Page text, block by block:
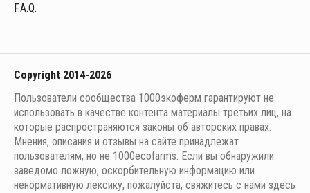
F.A.Q.
Copyright 2014-2026
Пользователи сообщества 1000экоферм гарантируют не
использовать в качестве контента материалы третьих лиц, на
которые распространяются законы об авторских правах.
Мнения, описания и отзывы на сайте принадлежат
пользователям, но не 1000ecofarms. Если вы обнаружили
заведомо ложную, оскорбительную информацию или
ненормативную лексику, пожалуйста, свяжитесь с нами здесь